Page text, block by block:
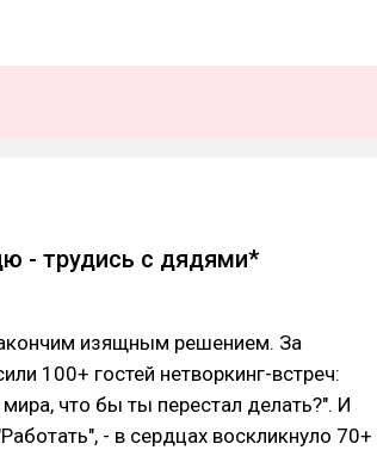
- трудись с дядями*
изящным решением. За
100+ гостей нетворкинг-встреч:
что бы ты перестал делать?". И
- в сердцах воскликнуло 70+